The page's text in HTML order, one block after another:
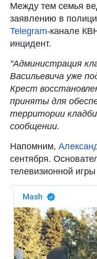
Между тем семья
заявлению в
Telegram-канале
инцидент.
"Администрация
Васильевича уже
Крест
приняты для
территории
сообщении.
Напомним,
сентября.
телевизионной